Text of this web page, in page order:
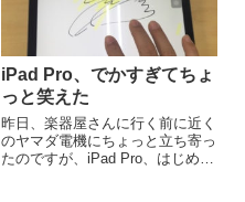
iPad Pro、でかすぎてちょ
っと笑えた
昨日、楽器屋さんに行く前に近く
のヤマダ電機にちょっと立ち寄っ
たのですが、iPad Pro、はじめて